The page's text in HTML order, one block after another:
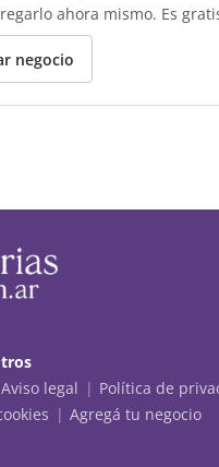
ahora mismo. Es
negocio
Aviso legal
Política de
Agregá tu negocio